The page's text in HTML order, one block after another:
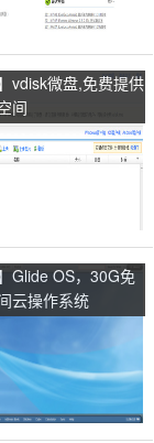
vdisk微盘,免费提供
间
Glide OS，30G免
云操作系统